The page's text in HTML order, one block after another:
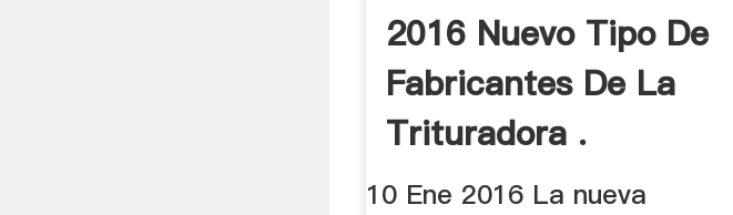
2016 Nuevo Tipo De
Fabricantes De La
Trituradora .
10 Ene 2016 La nueva